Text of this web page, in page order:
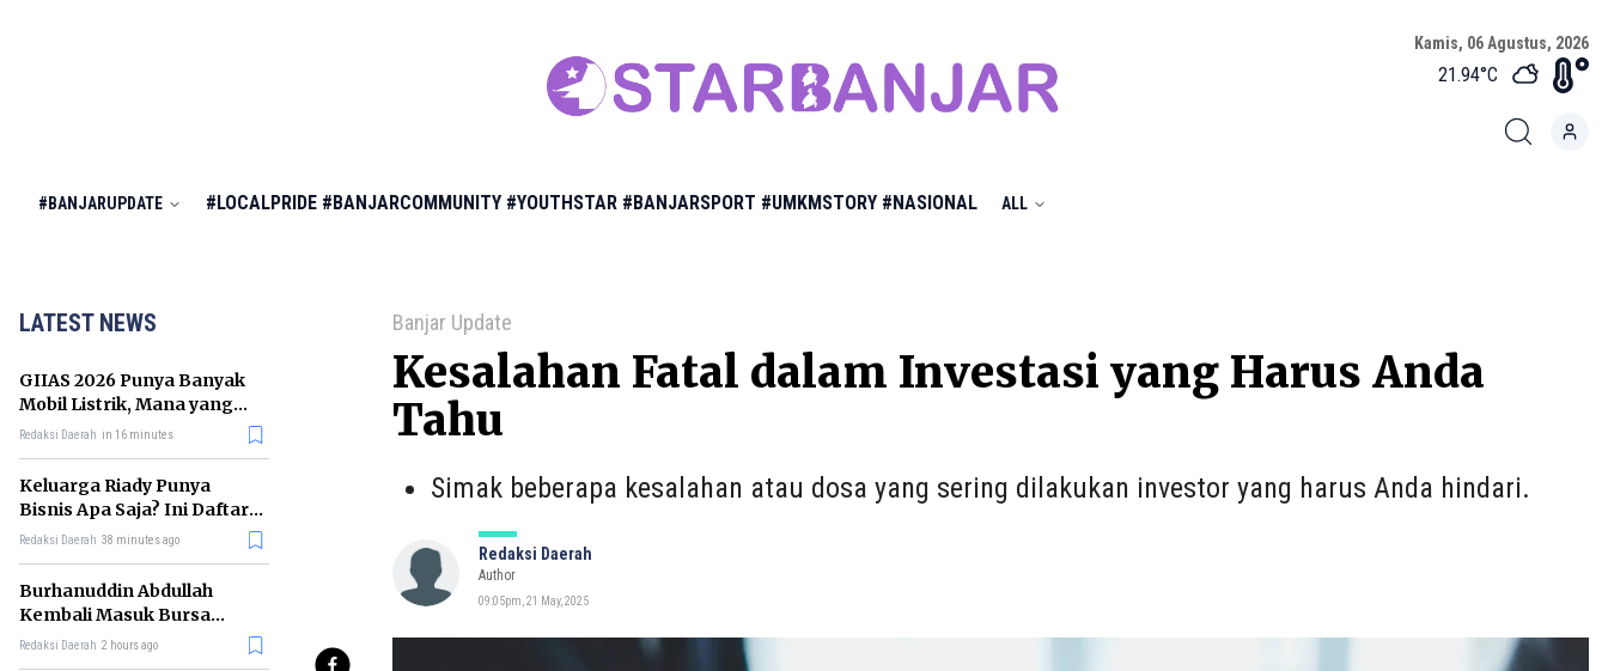
Kamis, 06 Agustus, 2026
21.94°C
#BANJARUPDATE #LOCALPRIDE #BANJARCOMMUNITY #YOUTHSTAR #BANJARSPORT #UMKMSTORY #NASIONAL ALL
LATEST NEWS
GIIAS 2026 Punya Banyak
Mobil Listrik, Mana yang
Cocok untuk Gaji Rp10 Juta?
Redaksi Daerah in 16 minutes
Keluarga Riady Punya
Bisnis Apa Saja? Ini Daftar
Kerajaan Usahanya
Redaksi Daerah 38 minutes ago
Burhanuddin Abdullah
Kembali Masuk Bursa
Gubernur BI, Ini Rekam
Redaksi Daerah 2 hours ago
Banjar Update
Kesalahan Fatal dalam Investasi yang Harus Anda
Tahu
Simak beberapa kesalahan atau dosa yang sering dilakukan investor yang harus Anda hindari.
Redaksi Daerah
Author
09:05pm, 21 May, 2025